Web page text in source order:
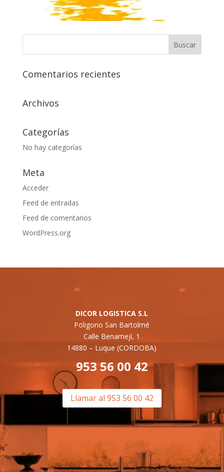
Comentarios recientes
Archivos
Categorías
No hay categorías
Meta
Acceder
Feed de entradas
Feed de comentarios
WordPress.org
DICOR LOGISTICA S.L
Poligono San Bartolmé
Calle Benamejí, 1
14880 – Luque (CORDOBA)
953 56 00 42
Llamar al 953 56 00 42